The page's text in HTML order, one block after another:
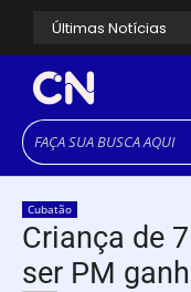
Últimas Notícias
Cubatão
Criança de
ser PM